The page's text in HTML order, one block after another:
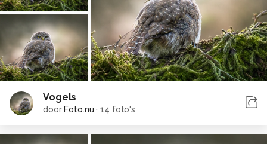
Vogels
door Foto.nu ·14 foto's